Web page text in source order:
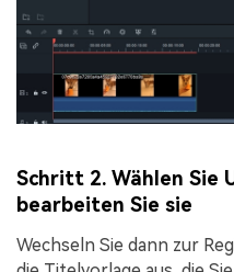
Schritt 2. Wählen Sie
bearbeiten Sie sie
Wechseln Sie dann zur